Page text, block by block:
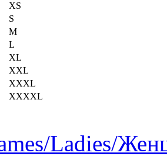
XS
S
M
L
XL
XXL
XXXL
XXXXL
Ladies/